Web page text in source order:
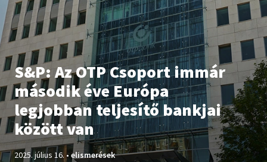
S&P: Az OTP Csoport immár
második éve Európa
legjobban teljesítő bankjai
között van
Publikálva:
2025. július 16. • elismerések